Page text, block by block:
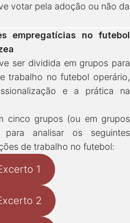
votar pela adoção ou não da
empregatícias no futebol
ser dividida em grupos para
trabalho no futebol operário,
e a prática na
cinco grupos (ou em grupos
analisar os seguintes
de trabalho no futebol:
1
2